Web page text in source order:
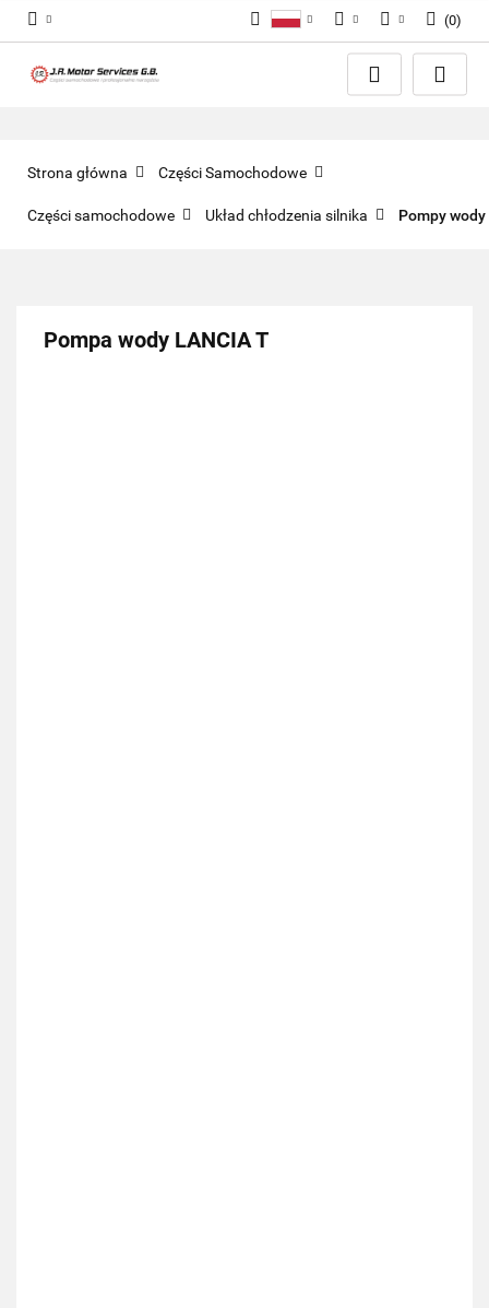
Zaloguj się
Zgody cookies
(0)
Strona główna Części Samochodowe
Części samochodowe Układ chłodzenia silnika Pompy wody
Pompa wody LANCIA T